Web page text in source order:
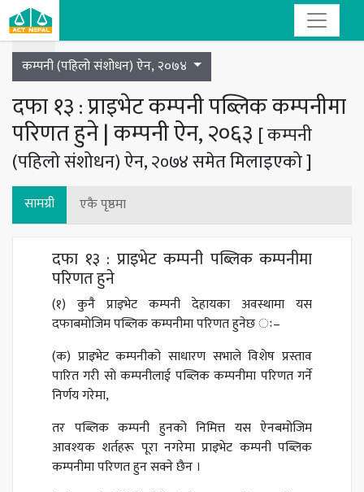
Toggle navigation
कम्पनी (पहिलो संशोधन) ऐन, २०७४
दफा १३ : प्राइभेट कम्पनी पब्लिक कम्पनीमा
परिणत हुने | कम्पनी ऐन, २०६३ [ कम्पनी
(पहिलो संशोधन) ऐन, २०७४ समेत मिलाइएको ]
सामग्री एकै पृष्ठमा
दफा १३ : प्राइभेट कम्पनी पब्लिक कम्पनीमा
परिणत हुने
(१) कुनै प्राइभेट कम्पनी देहायका अवस्थामा यस
दफाबमोजिम पब्लिक कम्पनीमा परिणत हुनेछ ः–
(क) प्राइभेट कम्पनीको साधारण सभाले विशेष प्रस्ताव
पारित गरी सो कम्पनीलाई पब्लिक कम्पनीमा परिणत गर्ने
निर्णय गरेमा,
तर पब्लिक कम्पनी हुनको निमित्त यस ऐनबमोजिम
आवश्यक शर्तहरू पूरा नगरेमा प्राइभेट कम्पनी पब्लिक
कम्पनीमा परिणत हुन सक्ने छैन ।